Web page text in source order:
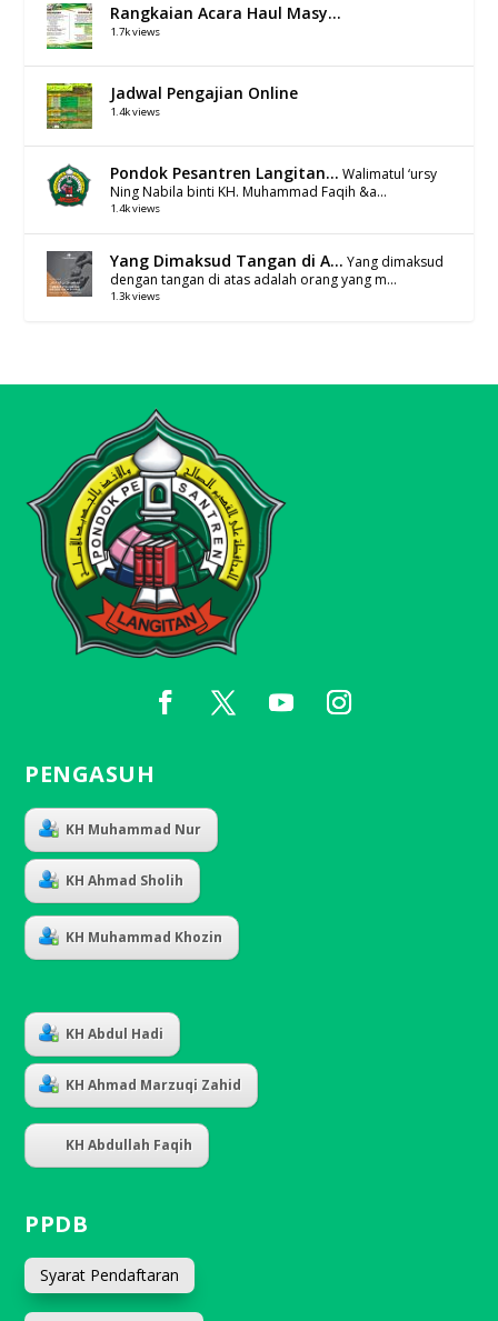
Rangkaian Acara Haul Masy...
1.7k views
Jadwal Pengajian Online
1.4k views
Pondok Pesantren Langitan... Walimatul ‘ursy
Ning Nabila binti KH. Muhammad Faqih &a...
1.4k views
Yang Dimaksud Tangan di A... Yang dimaksud
dengan tangan di atas adalah orang yang m...
1.3k views
PENGASUH
KH Muhammad Nur
KH Ahmad Sholih
KH Muhammad Khozin
KH Abdul Hadi
KH Ahmad Marzuqi Zahid
KH Abdullah Faqih
PPDB
Syarat Pendaftaran